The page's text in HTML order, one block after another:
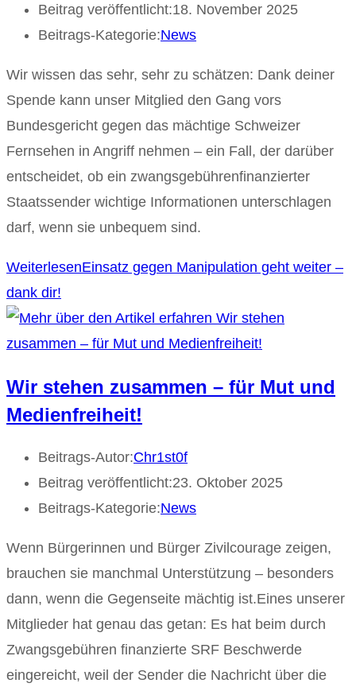
Beitrag veröffentlicht:18. November 2025
Beitrags-Kategorie:News
Wir wissen das sehr, sehr zu schätzen: Dank deiner
Spende kann unser Mitglied den Gang vors
Bundesgericht gegen das mächtige Schweizer
Fernsehen in Angriff nehmen – ein Fall, der darüber
entscheidet, ob ein zwangsgebührenfinanzierter
Staatssender wichtige Informationen unterschlagen
darf, wenn sie unbequem sind.
WeiterlesenEinsatz gegen Manipulation geht weiter –
dank dir!
Wir stehen zusammen – für Mut und
Medienfreiheit!
Beitrags-Autor:Chr1st0f
Beitrag veröffentlicht:23. Oktober 2025
Beitrags-Kategorie:News
Wenn Bürgerinnen und Bürger Zivilcourage zeigen,
brauchen sie manchmal Unterstützung – besonders
dann, wenn die Gegenseite mächtig ist.Eines unserer
Mitglieder hat genau das getan: Es hat beim durch
Zwangsgebühren finanzierte SRF Beschwerde
eingereicht, weil der Sender die Nachricht über die